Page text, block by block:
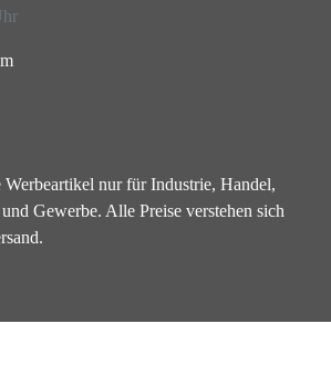
nur für Industrie, Handel,
Gewerbe. Alle Preise verstehen sich